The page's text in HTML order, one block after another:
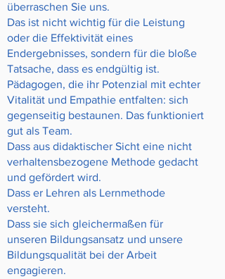
überraschen Sie uns.
Das ist nicht wichtig für die Leistung
oder die Effektivität eines
Endergebnisses, sondern für die bloße
Tatsache, dass es endgültig ist.
Pädagogen, die ihr Potenzial mit echter
Vitalität und Empathie entfalten: sich
gegenseitig bestaunen. Das funktioniert
gut als Team.
Dass aus didaktischer Sicht eine nicht
verhaltensbezogene Methode gedacht
und gefördert wird.
Dass er Lehren als Lernmethode
versteht.
Dass sie sich gleichermaßen für
unseren Bildungsansatz und unsere
Bildungsqualität bei der Arbeit
engagieren.